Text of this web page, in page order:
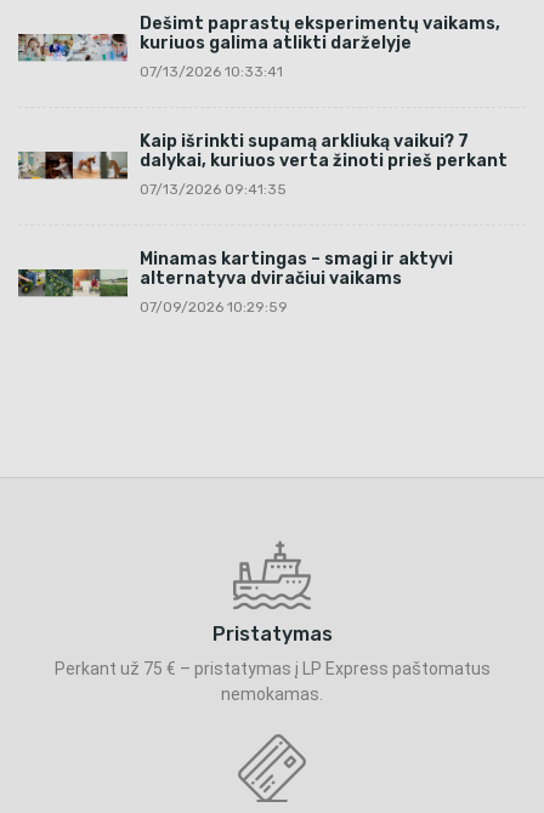
Dešimt paprastų eksperimentų vaikams,
kuriuos galima atlikti darželyje
07/13/2026 10:33:41
Kaip išrinkti supamą arkliuką vaikui? 7
dalykai, kuriuos verta žinoti prieš perkant
07/13/2026 09:41:35
Minamas kartingas – smagi ir aktyvi
alternatyva dviračiui vaikams
07/09/2026 10:29:59
Pristatymas
Perkant už 75 € – pristatymas į LP Express paštomatus
nemokamas.